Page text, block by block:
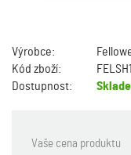
Výrobce:
Kód zboží:
Dostupnost:
Vaše cena produktu